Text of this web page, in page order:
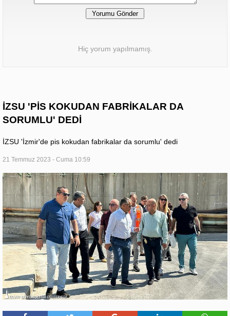
Hiç yorum yapılmamış.
İZSU 'PİS KOKUDAN FABRİKALAR DA
SORUMLU' DEDİ
İZSU 'İzmir'de pis kokudan fabrikalar da sorumlu' dedi
21 Temmuz 2023 - Cuma 10:59